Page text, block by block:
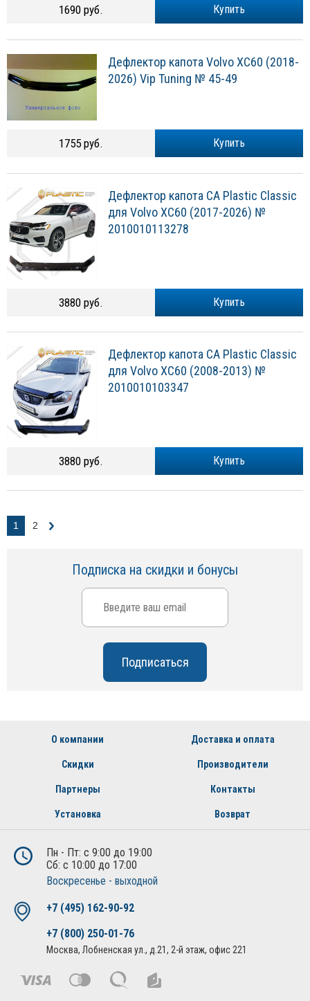
Купить
1690 руб.
Дефлектор капота Volvo XC60 (2018-
2026) Vip Tuning № 45-49
Купить
1755 руб.
Дефлектор капота CA Plastic Classic
для Volvo XC60 (2017-2026) №
2010010113278
Купить
3880 руб.
Дефлектор капота CA Plastic Classic
для Volvo XC60 (2008-2013) №
2010010103347
Купить
3880 руб.
1 2
Подписка на скидки и бонусы
О компании Доставка и оплата
Скидки Производители
Партнеры Контакты
Установка Возврат
Пн - Пт: с 9:00 до 19:00
Сб: с 10:00 до 17:00
Воскресенье - выходной
+7 (495) 162-90-92
+7 (800) 250-01-76
Москва, Лобненская ул., д.21, 2-й этаж, офис 221